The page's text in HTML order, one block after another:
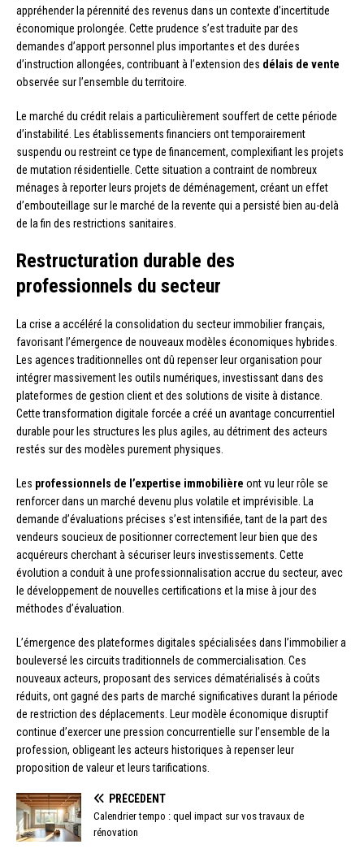
appréhender la pérennité des revenus dans un contexte d’incertitude
économique prolongée. Cette prudence s’est traduite par des
demandes d’apport personnel plus importantes et des durées
d’instruction allongées, contribuant à l’extension des délais de vente
observée sur l’ensemble du territoire.
Le marché du crédit relais a particulièrement souffert de cette période
d’instabilité. Les établissements financiers ont temporairement
suspendu ou restreint ce type de financement, complexifiant les projets
de mutation résidentielle. Cette situation a contraint de nombreux
ménages à reporter leurs projets de déménagement, créant un effet
d’embouteillage sur le marché de la revente qui a persisté bien au-delà
de la fin des restrictions sanitaires.
Restructuration durable des
professionnels du secteur
La crise a accéléré la consolidation du secteur immobilier français,
favorisant l’émergence de nouveaux modèles économiques hybrides.
Les agences traditionnelles ont dû repenser leur organisation pour
intégrer massivement les outils numériques, investissant dans des
plateformes de gestion client et des solutions de visite à distance.
Cette transformation digitale forcée a créé un avantage concurrentiel
durable pour les structures les plus agiles, au détriment des acteurs
restés sur des modèles purement physiques.
Les professionnels de l’expertise immobilière ont vu leur rôle se
renforcer dans un marché devenu plus volatile et imprévisible. La
demande d’évaluations précises s’est intensifiée, tant de la part des
vendeurs soucieux de positionner correctement leur bien que des
acquéreurs cherchant à sécuriser leurs investissements. Cette
évolution a conduit à une professionnalisation accrue du secteur, avec
le développement de nouvelles certifications et la mise à jour des
méthodes d’évaluation.
L’émergence des plateformes digitales spécialisées dans l’immobilier a
bouleversé les circuits traditionnels de commercialisation. Ces
nouveaux acteurs, proposant des services dématérialisés à coûts
réduits, ont gagné des parts de marché significatives durant la période
de restriction des déplacements. Leur modèle économique disruptif
continue d’exercer une pression concurrentielle sur l’ensemble de la
profession, obligeant les acteurs historiques à repenser leur
proposition de valeur et leurs tarifications.
PRÉCÉDENT
Calendrier tempo : quel impact sur vos travaux de
rénovation